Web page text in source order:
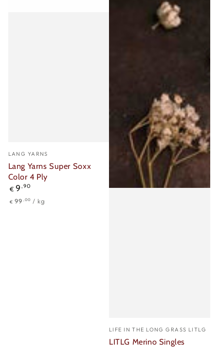
Verkäufer/in:
LANG YARNS
Lang Yarns Super Soxx
Color 4 Ply
Regulärer
Preis
€ 9 ,90
Stückpreis
€ 99 ,00 / pro
kg
Verkäufer/in:
LIFE IN THE LONG GRASS LITLG
LITLG Merino Singles